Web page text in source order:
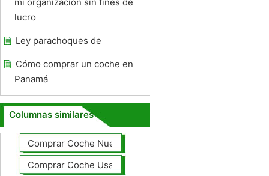
lucro
Ley parachoques de
Cómo comprar un coche en
Panamá
Columnas similares
Comprar Coche Nuevo
Comprar Coche Usado